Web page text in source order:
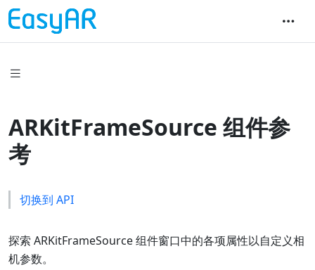
ARKitFrameSource 组件参
考
切换到 API
探索 ARKitFrameSource 组件窗口中的各项属性以自定义相
机参数。